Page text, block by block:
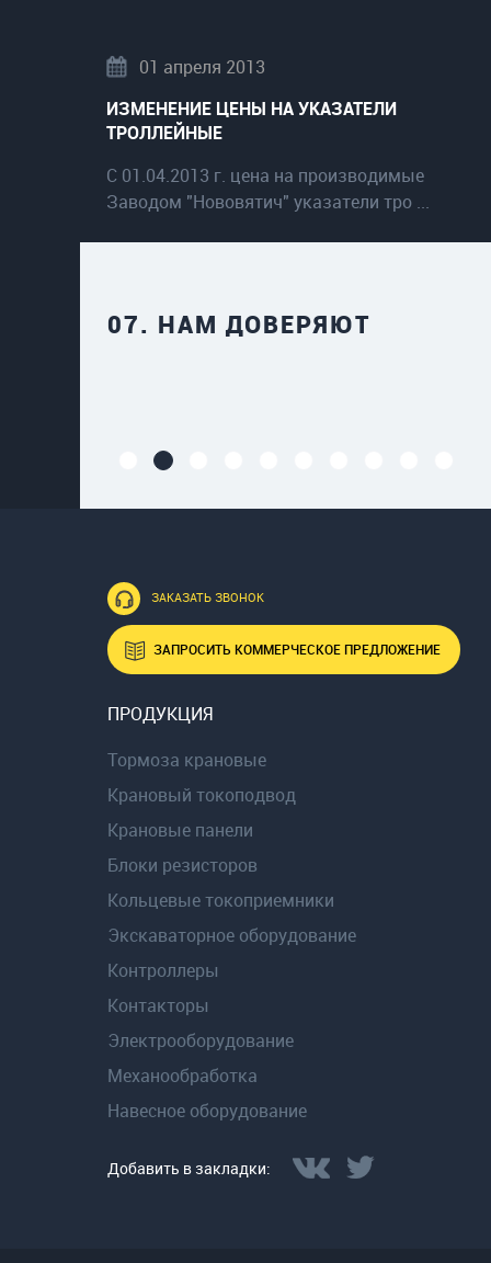
01 апреля 2013
ИЗМЕНЕНИЕ ЦЕНЫ НА УКАЗАТЕЛИ
ТРОЛЛЕЙНЫЕ
С 01.04.2013 г. цена на производимые
Заводом "Нововятич" указатели тро ...
07. НАМ ДОВЕРЯЮТ
ЗАКАЗАТЬ ЗВОНОК
ЗАПРОСИТЬ КОММЕРЧЕСКОЕ ПРЕДЛОЖЕНИЕ
ПРОДУКЦИЯ
Тормоза крановые
Крановый токоподвод
Крановые панели
Блоки резисторов
Кольцевые токоприемники
Экскаваторное оборудование
Контроллеры
Контакторы
Электрооборудование
Механообработка
Навесное оборудование
Добавить в закладки: